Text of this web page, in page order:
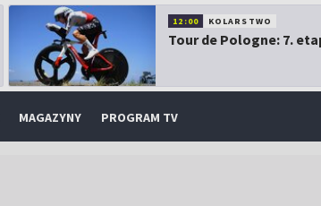
12:00 KOLARSTWO
Tour de Pologne: 7.
MAGAZYNY PROGRAM TV